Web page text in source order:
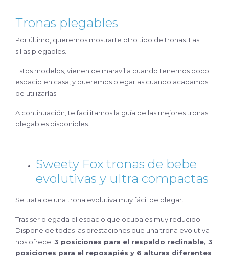
Tronas plegables
Por último, queremos mostrarte otro tipo de tronas. Las
sillas plegables.
Estos modelos, vienen de maravilla cuando tenemos poco
espacio en casa, y queremos plegarlas cuando acabamos
de utilizarlas.
A continuación, te facilitamos la guía de las mejores tronas
plegables disponibles.
Sweety Fox tronas de bebe
evolutivas y ultra compactas
Se trata de una trona evolutiva muy fácil de plegar.
Tras ser plegada el espacio que ocupa es muy reducido.
Dispone de todas las prestaciones que una trona evolutiva
nos ofrece: 3 posiciones para el respaldo reclinable, 3
posiciones para el reposapiés y 6 alturas diferentes